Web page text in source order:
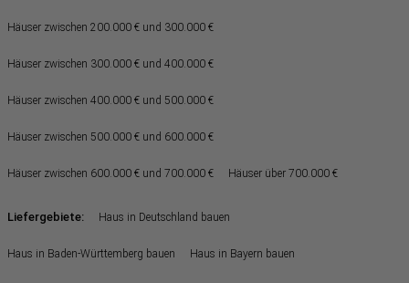
Häuser zwischen 200.000 € und 300.000 €
Häuser zwischen 300.000 € und 400.000 €
Häuser zwischen 400.000 € und 500.000 €
Häuser zwischen 500.000 € und 600.000 €
Häuser zwischen 600.000 € und 700.000 € Häuser über 700.000 €
Liefergebiete: Haus in Deutschland bauen
Haus in Baden-Württemberg bauen Haus in Bayern bauen